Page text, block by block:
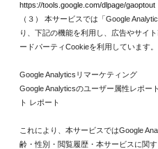
https://tools.google.com/dlpage/gaoptout
（３） 本サービスでは「Google
り、下記の機能を利用し、広告やサイ
ードパーティCookieを利用しています。
Google Analyticsリマーケティング
Google Analyticsのユーザー属性レポー
ト レポート
これにより、本サービスではGoogle
齢・性別・閲覧履歴・本サービスに関